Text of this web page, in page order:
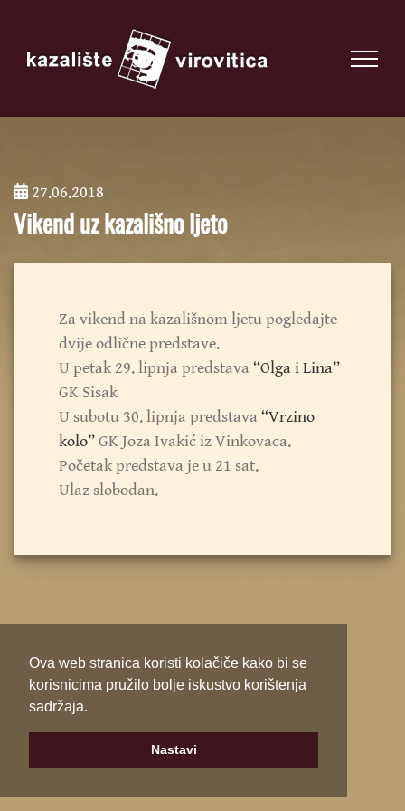
Ova web stranica koristi kolačiče kako bi se
korisnicima pružilo bolje iskustvo korištenja
sadržaja.
Nastavi
27.06.2018;
Vikend uz kazališno ljeto
Za vikend na kazališnom ljetu pogledajte
dvije odlične predstave.
U petak 29. lipnja predstava “Olga i Lina”
GK Sisak
U subotu 30. lipnja predstava “Vrzino
kolo”GK Joza Ivakić iz Vinkovaca.
Početak predstava je u 21 sat.
Ulaz slobodan.